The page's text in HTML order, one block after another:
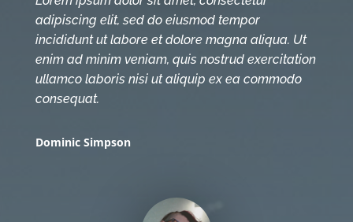
adipiscing elit, sed do eiusmod tempor
incididunt ut labore et dolore magna aliqua. Ut
enim ad minim veniam, quis nostrud exercitation
ullamco laboris nisi ut aliquip ex ea commodo
consequat.
Dominic Simpson